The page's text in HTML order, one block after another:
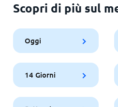
Scopri di più sul
Oggi
14 Giorni